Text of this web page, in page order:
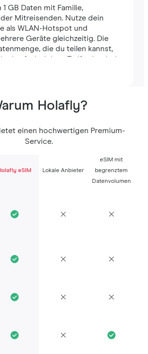
1 GB Daten mit Familie,
Mitreisenden. Nutze dein
als WLAN-Hotspot und
Geräte gleichzeitig. Die
die du teilen kannst,
Laufzeit deines Tarifs ab – bei
Holafly?
einen hochwertigen Premium-
Service.
eSIM Lokale Anbieter
eSIM mit
begrenztem
Datenvolumen